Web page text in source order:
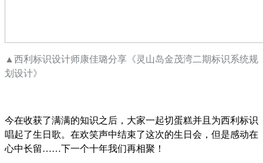
▲ 西利标识设计师康佳璐分享《灵山岛金茂湾二期标识系统规
划设计》
今在收获了满满的知识之后，大家一起切蛋糕并且为西利标识
唱起了生日歌。在欢笑声中结束了这次的生日会，但是感动在
心中长留……下一个十年我们再相聚！